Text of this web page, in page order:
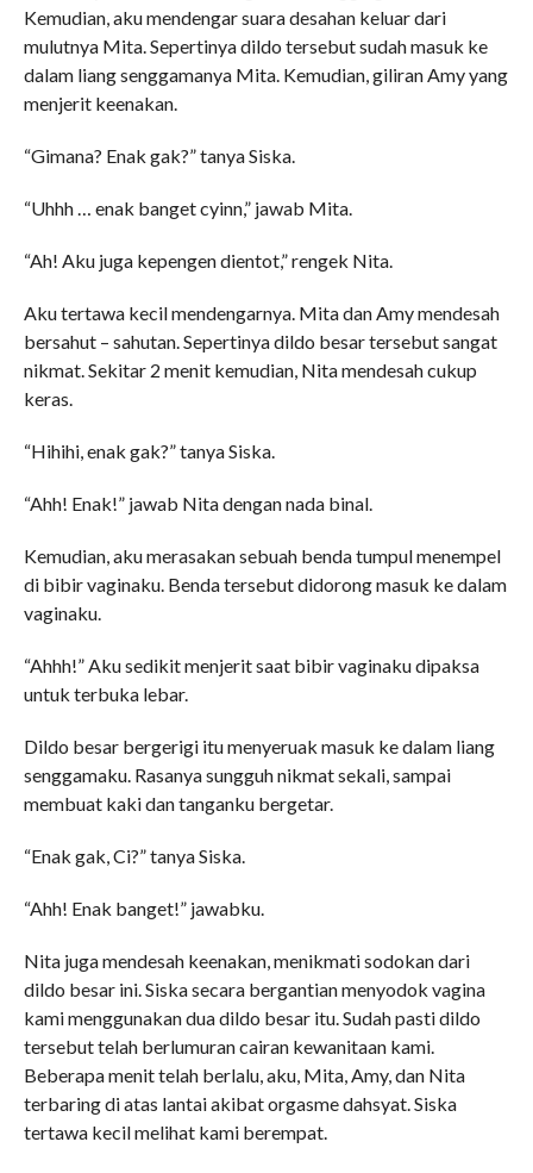
Kemudian, aku mendengar suara desahan keluar dari
mulutnya Mita. Sepertinya dildo tersebut sudah masuk ke
dalam liang senggamanya Mita. Kemudian, giliran Amy yang
menjerit keenakan.
“Gimana? Enak gak?” tanya Siska.
“Uhhh … enak banget cyinn,” jawab Mita.
“Ah! Aku juga kepengen dientot,” rengek Nita.
Aku tertawa kecil mendengarnya. Mita dan Amy mendesah
bersahut – sahutan. Sepertinya dildo besar tersebut sangat
nikmat. Sekitar 2 menit kemudian, Nita mendesah cukup
keras.
“Hihihi, enak gak?” tanya Siska.
“Ahh! Enak!” jawab Nita dengan nada binal.
Kemudian, aku merasakan sebuah benda tumpul menempel
di bibir vaginaku. Benda tersebut didorong masuk ke dalam
vaginaku.
“Ahhh!” Aku sedikit menjerit saat bibir vaginaku dipaksa
untuk terbuka lebar.
Dildo besar bergerigi itu menyeruak masuk ke dalam liang
senggamaku. Rasanya sungguh nikmat sekali, sampai
membuat kaki dan tanganku bergetar.
“Enak gak, Ci?” tanya Siska.
“Ahh! Enak banget!” jawabku.
Nita juga mendesah keenakan, menikmati sodokan dari
dildo besar ini. Siska secara bergantian menyodok vagina
kami menggunakan dua dildo besar itu. Sudah pasti dildo
tersebut telah berlumuran cairan kewanitaan kami.
Beberapa menit telah berlalu, aku, Mita, Amy, dan Nita
terbaring di atas lantai akibat orgasme dahsyat. Siska
tertawa kecil melihat kami berempat.